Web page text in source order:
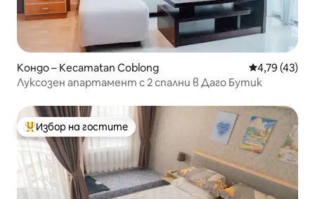
Кондо – Kecamatan Coblong Средна
4,79 (43)
Луксозен апартамент с 2 спални в Даго Бутик
Най-популярен избор на гостите
Избор на гостите